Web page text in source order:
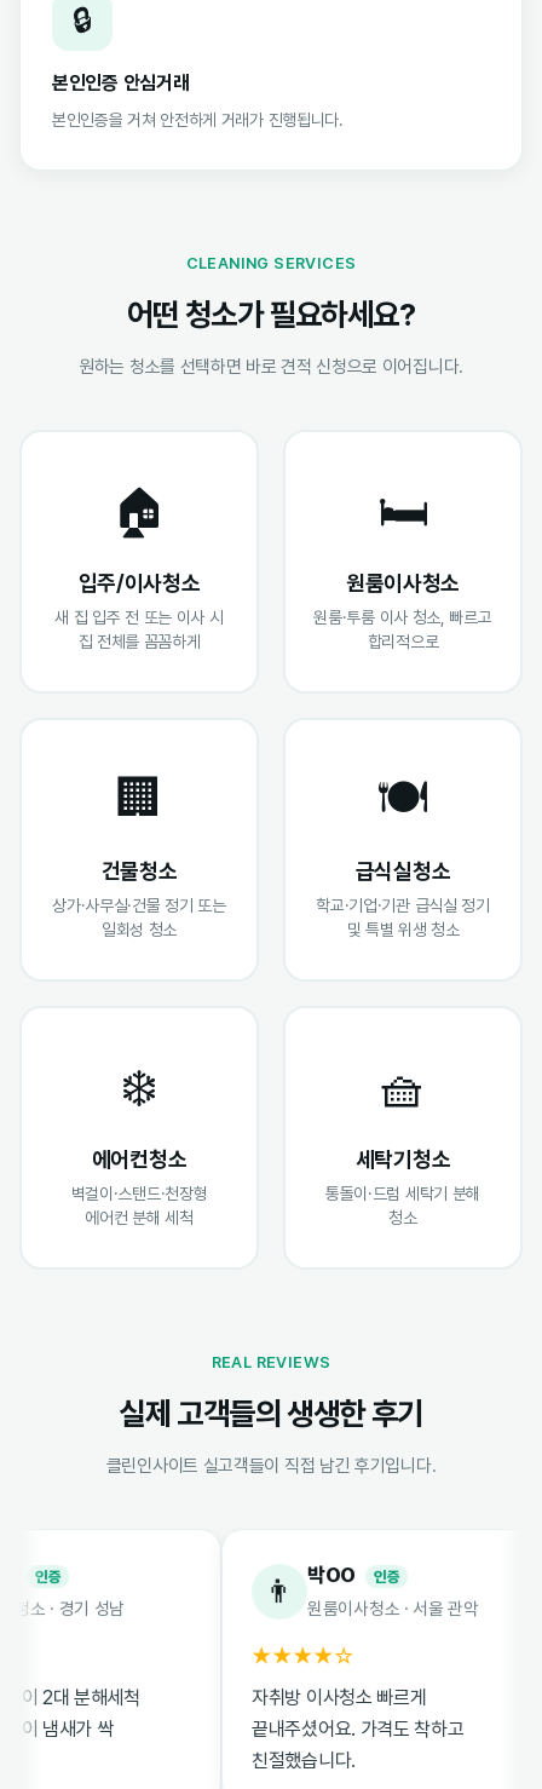
🔒
본인인증 안심거래
본인인증을 거쳐 안전하게 거래가 진행됩니다.
CLEANING SERVICES
어떤 청소가 필요하세요?
원하는 청소를 선택하면 바로 견적 신청으로 이어집니다.
🏠
입주/이사청소
새 집 입주 전 또는 이사 시
집 전체를 꼼꼼하게
🛏️
원룸이사청소
원룸·투룸 이사 청소, 빠르고
합리적으로
🏢
건물청소
상가·사무실·건물 정기 또는
일회성 청소
🍽️
급식실청소
학교·기업·기관 급식실 정기
및 특별 위생 청소
❄️
에어컨청소
벽걸이·스탠드·천장형
에어컨 분해 세척
🧺
세탁기청소
통돌이·드럼 세탁기 분해
청소
REAL REVIEWS
실제 고객들의 생생한 후기
클린인사이트 실고객들이 직접 남긴 후기입니다.
· 경기 성남
2대 분해세척
새가 싹
👨 박OO 인증
원룸이사청소 · 서울 관악
★★★★☆
자취방 이사청소 빠르게
끝내주셨어요. 가격도 착하고
친절했습니다.